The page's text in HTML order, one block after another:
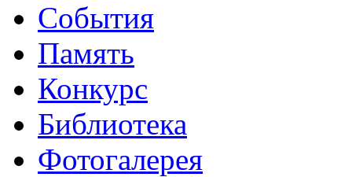
События
Память
Конкурс
Библиотека
Фотогалерея